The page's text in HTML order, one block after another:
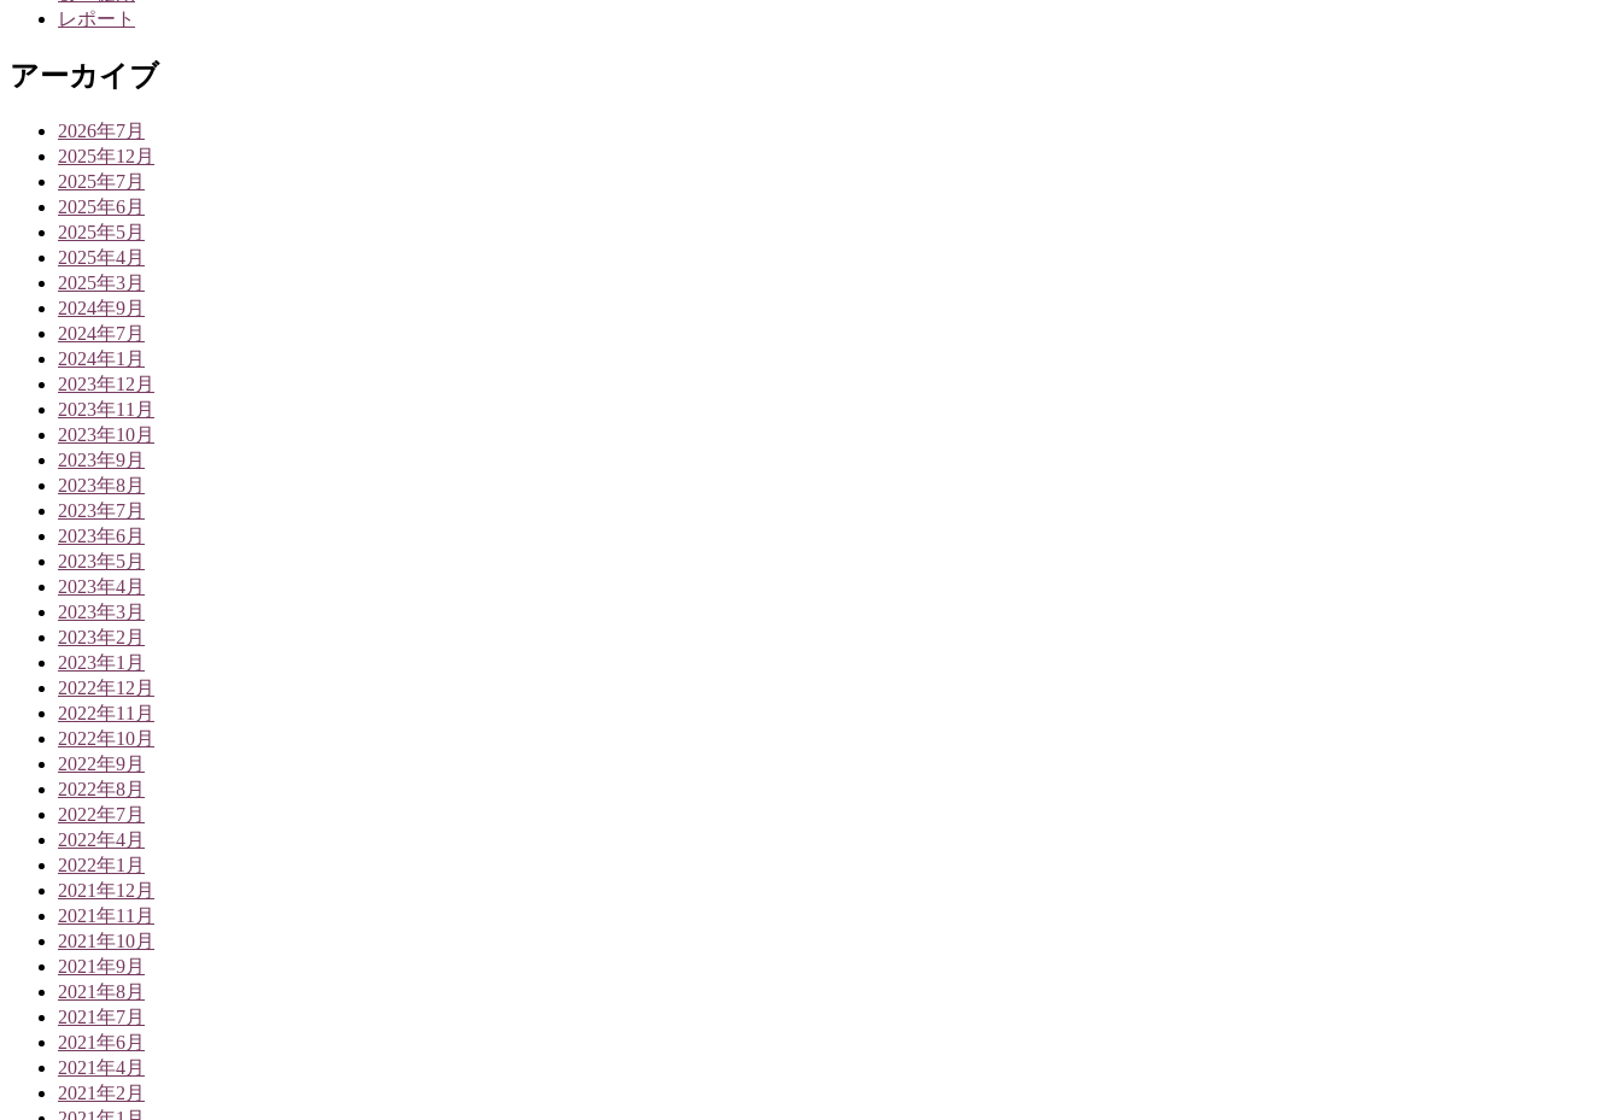
レポート
アーカイブ
2026年7月
2025年12月
2025年7月
2025年6月
2025年5月
2025年4月
2025年3月
2024年9月
2024年7月
2024年1月
2023年12月
2023年11月
2023年10月
2023年9月
2023年8月
2023年7月
2023年6月
2023年5月
2023年4月
2023年3月
2023年2月
2023年1月
2022年12月
2022年11月
2022年10月
2022年9月
2022年8月
2022年7月
2022年4月
2022年1月
2021年12月
2021年11月
2021年10月
2021年9月
2021年8月
2021年7月
2021年6月
2021年4月
2021年2月